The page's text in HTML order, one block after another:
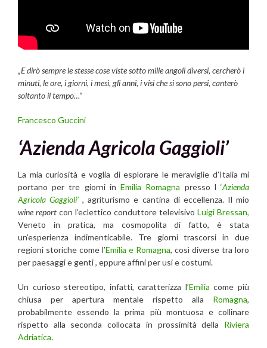
„E dirò sempre le stesse cose viste sotto mille angoli diversi, cercherò i
minuti, le ore, i giorni, i mesi, gli anni, i visi che si sono persi, canterò
soltanto il tempo…“
Francesco Guccini
‘Azienda Agricola Gaggioli’
La mia curiosità e voglia di esplorare le meraviglie d’Italia mi
portano per tre giorni inEmilia Romagna presso l‘Azienda
Agricola Gaggioli’ , agriturismo e cantina di eccellenza. Il mio
wine report con l’eclettico conduttore televisivo Luigi Bressan,
Veneto in pratica, ma cosmopolita di fatto, è stata
un’esperienza indimenticabile. Tre giorni trascorsi in due
regioni storiche come l’Emilia e Romagna, così diverse tra loro
per paesaggi e genti , eppure affini per usi e costumi.
Un curioso stereotipo, infatti, caratterizza l’Emilia come più
chiusa per apertura mentale rispetto alla Romagna,
probabilmente essendo la prima più montuosa e collinare
rispetto alla seconda collocata in prossimità della Riviera
Adriatica.